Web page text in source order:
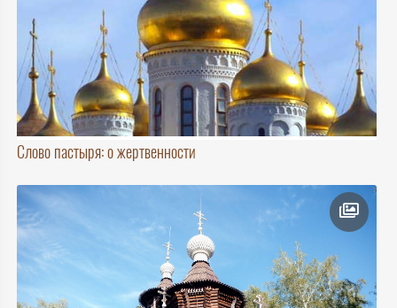
Слово пастыря: о жертвенности